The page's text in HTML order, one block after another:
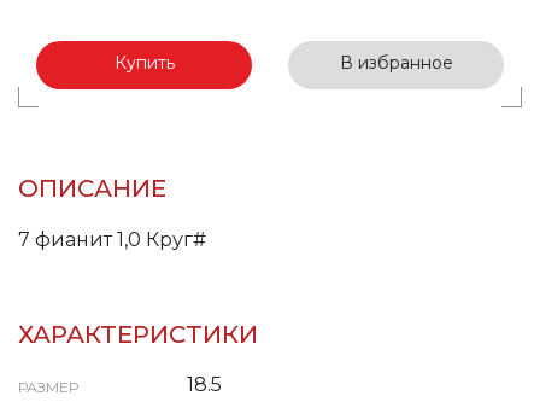
Купить В избранное
ОПИСАНИЕ
7 фианит 1,0 Круг#
ХАРАКТЕРИСТИКИ
РАЗМЕР 18.5